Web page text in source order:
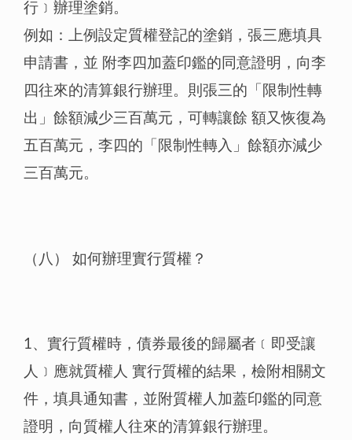
行﹞辦理塗銷。
例如：上例設定質權登記的塗銷，張三應填具
申請書，並 附李四加蓋印鑑的同意證明，向李
四往來的清算銀行辦理。則張三的「限制性轉
出」餘額減少三百萬元，可轉讓餘 額又恢復為
五百萬元，李四的「限制性轉入」餘額亦減少
三百萬元。
（八） 如何辦理實行質權？
1、實行質權時，債券最後的歸屬者﹝即受讓
人﹞應就質權人 實行質權的結果，檢附相關文
件，填具通知書，並附質權人加蓋印鑑的同意
證明，向質權人往來的清算銀行辦理。